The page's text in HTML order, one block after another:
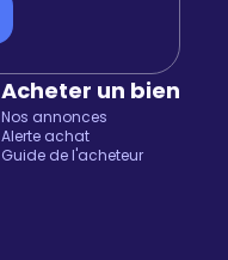
Acheter un bien
Nos annonces
Alerte achat
Guide de l'acheteur